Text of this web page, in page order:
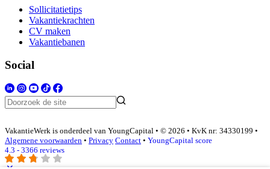
Sollicitatietips
Vakantiekrachten
CV maken
Vakantiebanen
Social
VakantieWerk is onderdeel van YoungCapital • © 2026 • KvK nr: 34330199 •
Algemene voorwaarden • Privacy Contact • YoungCapital score
4.3 - 3366 reviews